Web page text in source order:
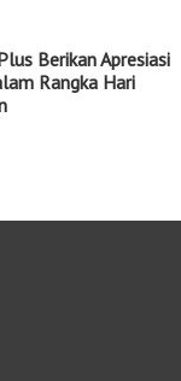
Berikan Apresiasi
Rangka Hari